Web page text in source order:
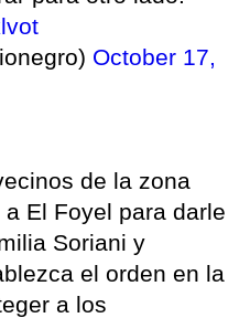
October 17,
de la zona
El Foyel para darle
Soriani y
el orden en la
a los